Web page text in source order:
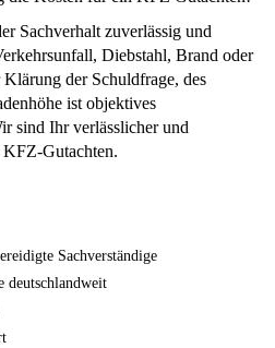
Sachverhalt zuverlässig und
Diebstahl, Brand oder
der Schuldfrage, des
ist objektives
sind Ihr verlässlicher und
KFZ-Gutachten.
Sachverständige
deutschlandweit